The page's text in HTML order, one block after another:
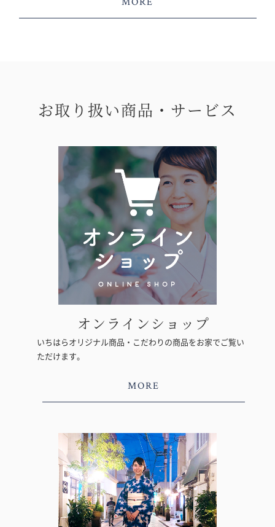
お取り扱い商品・サービス
オンラインショップ
いちはらオリジナル商品・こだわりの商品をお家でご覧い
ただけます。
MORE